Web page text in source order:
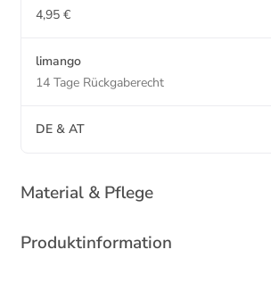
4,95 €
limango
14 Tage Rückgaberecht
DE & AT
Material & Pflege
Produktinformation